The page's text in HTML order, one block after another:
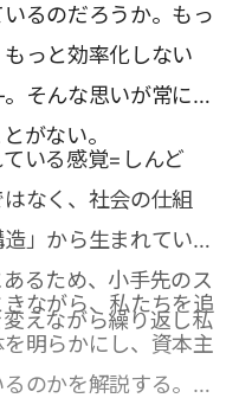
るのだろうか。もっ
っと効率化しない
そんな思いが常に頭
がない。
いる感覚=しんど
なく、社会の仕組
」から生まれている
るため、小手先のス
えながら繰り返し私
ながら、私たちを追
明らかにし、資本主
のかを解説する。著